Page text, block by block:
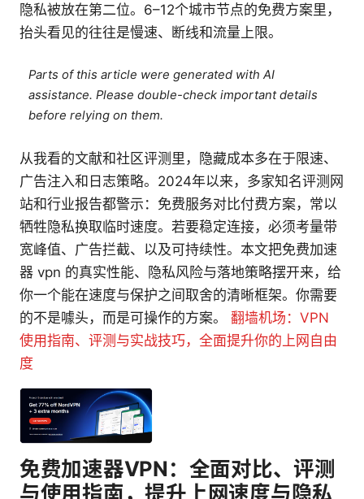
隐私被放在第二位。6–12个城市节点的免费方案里，
抬头看见的往往是慢速、断线和流量上限。
Parts of this article were generated with AI
assistance. Please double-check important details
before relying on them.
从我看的文献和社区评测里，隐藏成本多在于限速、
广告注入和日志策略。2024年以来，多家知名评测网
站和行业报告都警示：免费服务对比付费方案，常以
牺牲隐私换取临时速度。若要稳定连接，必须考量带
宽峰值、广告拦截、以及可持续性。本文把免费加速
器 vpn 的真实性能、隐私风险与落地策略摆开来，给
你一个能在速度与保护之间取舍的清晰框架。你需要
的不是噱头，而是可操作的方案。 翻墙机场：VPN
使用指南、评测与实战技巧，全面提升你的上网自由
度
免费加速器VPN：全面对比、评测
与使用指南，提升上网速度与隐私